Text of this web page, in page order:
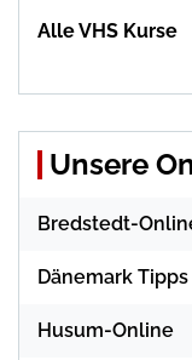
Alle VHS Kurse
Unsere
Bredstedt-
Dänemark Tipps
Husum-Online